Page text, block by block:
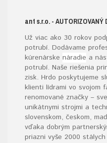
ant s.r.o. - AUTORIZOVANÝ
Už viac ako 30 rokov
potrubí. Dodávame
kúrenárske náradie a
potrubí. Naše riešenia
zisk. Hrdo poskytujeme
klienti lídrami vo svojom
renomované značky –
unikátnymi strojmi a
slovenskom, českom,
vďaka dobrým
priazni vyše 2000